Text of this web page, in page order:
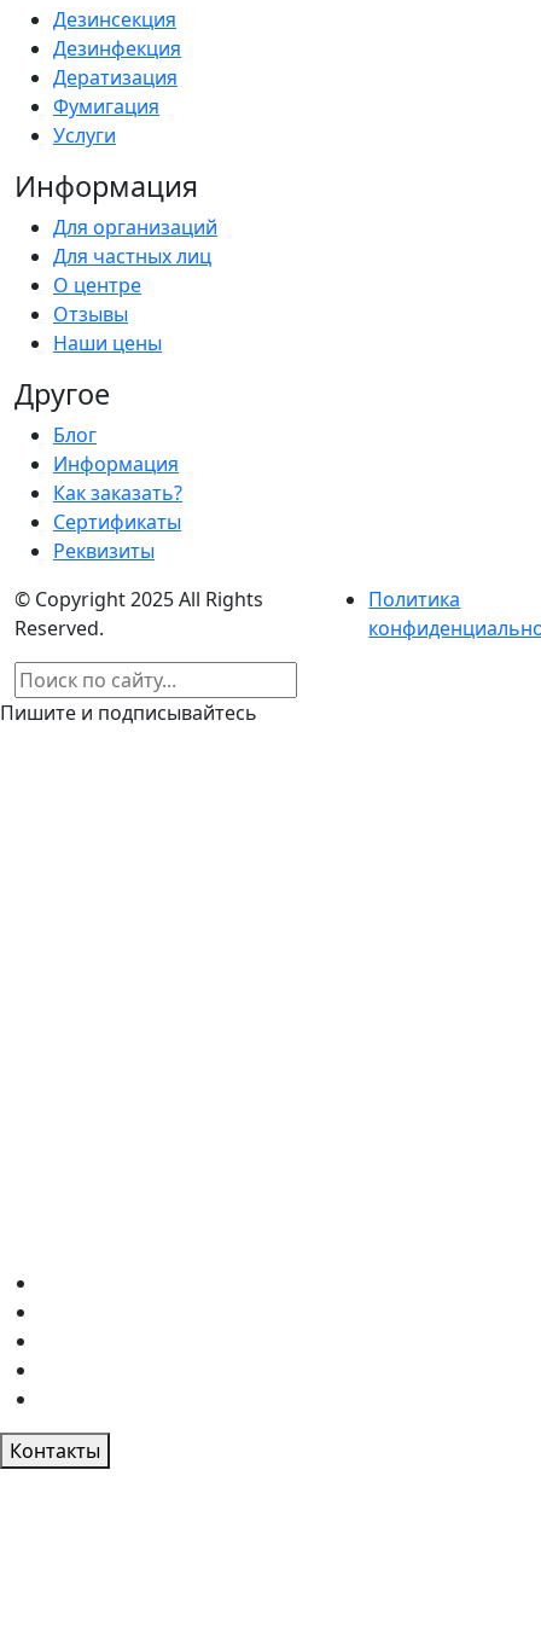
Дезинсекция
Дезинфекция
Дератизация
Фумигация
Услуги
Информация
Для организаций
Для частных лиц
О центре
Отзывы
Наши цены
Другое
Блог
Информация
Как заказать?
Сертификаты
Реквизиты
© Copyright 2025 All Rights
Reserved.
Политика
Пишите и подписывайтесь
Контакты